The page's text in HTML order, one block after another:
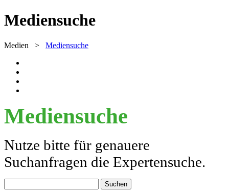
Mediensuche
Medien > Mediensuche
Mediensuche
Nutze bitte für genauere
Suchanfragen die Expertensuche.